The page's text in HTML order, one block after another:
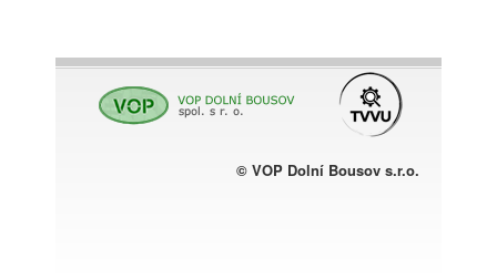
© VOP Dolní Bousov s.r.o.